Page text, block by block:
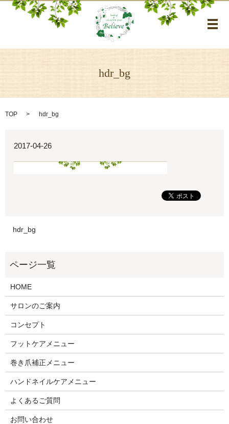
メ
hdr_bg
TOP hdr_bg
2017-04-26
hdr_bg
HOME
サロンのご案内
コンセプト
フットケアメニュー
巻き爪補正メニュー
ハンドネイルケアメニュー
よくあるご質問
お問い合わせ